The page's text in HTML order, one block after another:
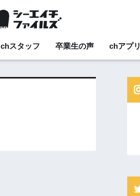
chスタッフ 卒業生の声 chアプリ